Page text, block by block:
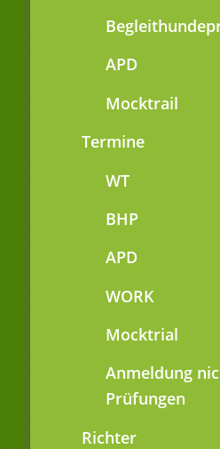
APD
Mocktrail
Termine
WT
BHP
APD
WORK
Mocktrial
Anmeldung
Prüfungen
Richter